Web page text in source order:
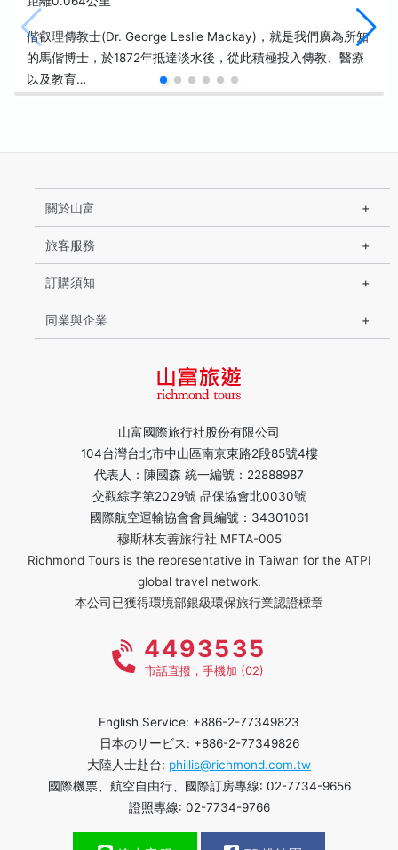
偕叡理傳教士(Dr. George Leslie Mackay)，就是我們廣為所知
的馬偕博士，於1872年抵達淡水後，從此積極投入傳教、醫療
以及教育…
山富國際旅行社股份有限公司
104台灣台北市中山區南京東路2段85號4樓
代表人：陳國森 統一編號：22888987
交觀綜字第2029號 品保協會北0030號
國際航空運輸協會會員編號：34301061
穆斯林友善旅行社 MFTA-005
Richmond Tours is the representative in Taiwan for the ATPI
global travel network.
本公司已獲得環境部銀級環保旅行業認證標章
關於山富
旅客服務
訂購須知
同業與企業
4493535
市話直撥，手機加 (02)
English Service: +886-2-77349823
日本のサービス: +886-2-77349826
大陸人士赴台: phillis@richmond.com.tw
國際機票、航空自由行、國際訂房專線: 02-7734-9656
證照專線: 02-7734-9766